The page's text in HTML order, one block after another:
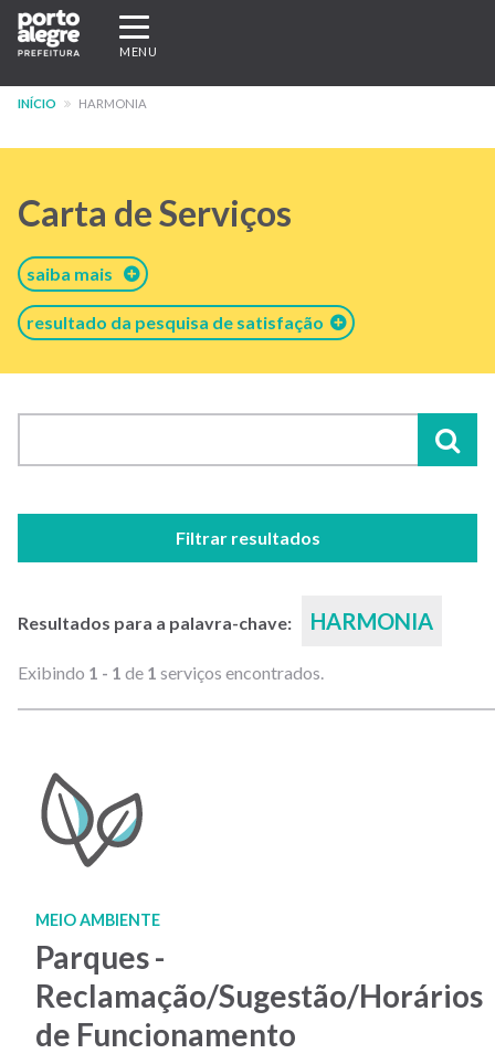
Pular
para
conteúdo
Expandir/recolher
navegação
MENU
INÍCIO HARMONIA
Carta de Serviços
saiba mais
resultado da pesquisa de satisfação
Filtrar resultados
Resultados para a palavra-chave: HARMONIA
Exibindo 1 - 1 de 1 serviços encontrados.
MEIO AMBIENTE
Parques -
Reclamação/Sugestão/Horários
de Funcionamento